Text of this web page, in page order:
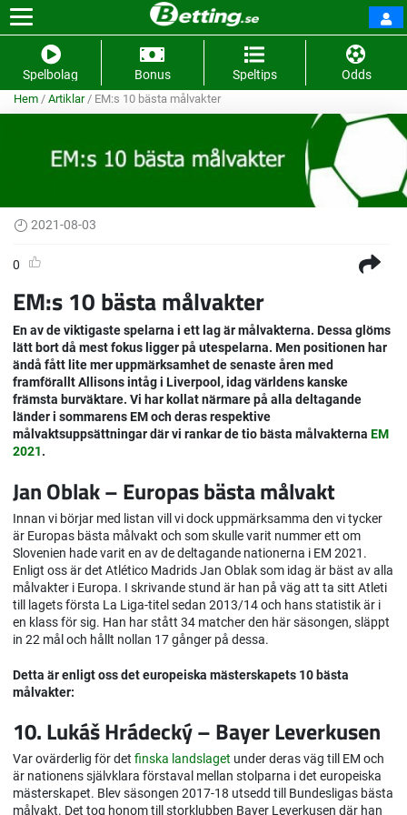
Spelbolag Bonus Speltips Odds
Hem / Artiklar/ EM:s 10 bästa målvakter
2021-08-03
0
EM:s 10 bästa målvakter
En av de viktigaste spelarna i ett lag är målvakterna. Dessa glöms
lätt bort då mest fokus ligger på utespelarna. Men positionen har
ändå fått lite mer uppmärksamhet de senaste åren med
framförallt Allisons intåg i Liverpool, idag världens kanske
främsta burväktare. Vi har kollat närmare på alla deltagande
länder i sommarens EM och deras respektive
målvaktsuppsättningar där vi rankar de tio bästa målvakterna EM
2021.
Jan Oblak – Europas bästa målvakt
Innan vi börjar med listan vill vi dock uppmärksamma den vi tycker
är Europas bästa målvakt och som skulle varit nummer ett om
Slovenien hade varit en av de deltagande nationerna i EM 2021.
Enligt oss är det Atlético Madrids Jan Oblak som idag är bäst av alla
målvakter i Europa. I skrivande stund är han på väg att ta sitt Atleti
till lagets första La Liga-titel sedan 2013/14 och hans statistik är i
en klass för sig. Han har stått 34 matcher den här säsongen, släppt
in 22 mål och hållt nollan 17 gånger på dessa.
Detta är enligt oss det europeiska mästerskapets 10 bästa
målvakter:
10. Lukáš Hrádecký – Bayer Leverkusen
Var ovärderlig för det finska landslaget under deras väg till EM och
är nationens självklara förstaval mellan stolparna i det europeiska
mästerskapet. Blev säsongen 2017-18 utsedd till Bundesligas bästa
målvakt. Det tog honom till storklubben Bayer Leverkusen där han